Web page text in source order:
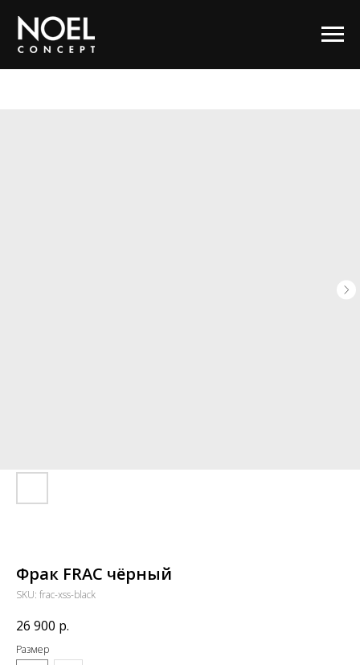
Фрак FRAC чёрный
SKU: frac-xss-black
26 900 р.
Размер